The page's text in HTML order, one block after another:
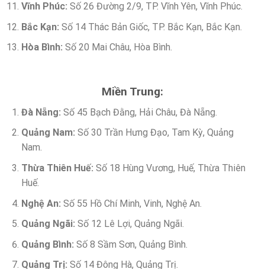
Vĩnh Phúc: Số 26 Đường 2/9, TP. Vĩnh Yên, Vĩnh Phúc.
Bắc Kạn: Số 14 Thác Bản Giốc, TP. Bắc Kạn, Bắc Kạn.
Hòa Bình: Số 20 Mai Châu, Hòa Bình.
Miền Trung:
Đà Nẵng: Số 45 Bạch Đằng, Hải Châu, Đà Nẵng.
Quảng Nam: Số 30 Trần Hưng Đạo, Tam Kỳ, Quảng
Nam.
Thừa Thiên Huế: Số 18 Hùng Vương, Huế, Thừa Thiên
Huế.
Nghệ An: Số 55 Hồ Chí Minh, Vinh, Nghệ An.
Quảng Ngãi: Số 12 Lê Lợi, Quảng Ngãi.
Quảng Bình: Số 8 Sầm Sơn, Quảng Bình.
Quảng Trị: Số 14 Đông Hà, Quảng Trị.